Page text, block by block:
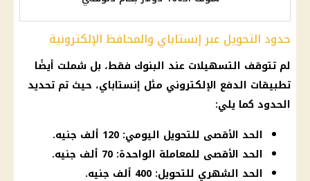
حدود التحويل عبر إنستاباي والمحافظ الإلكترونية
لم تتوقف التسهيلات عند البنوك فقط، بل شملت أيضًا
تطبيقات الدفع الإلكتروني مثل إنستاباي، حيث تم تحديد
الحدود كما يلي:
الحد الأقصى للتحويل اليومي: 120 ألف جنيه.
الحد الأقصى للمعاملة الواحدة: 70 ألف جنيه.
الحد الشهري للتحويل: 400 ألف جنيه.